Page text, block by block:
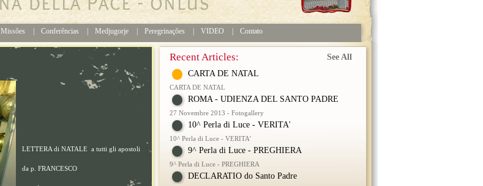
Missões Conferências Medjugorje Peregrinações VIDEO Contato
LETTERA di NATALE a tutti gli apostoli
da p. FRANCESCO
Recent Articles:
See All
CARTA DE NATAL
CARTA DE NATAL
ROMA - UDIENZA DEL SANTO PADRE
27 Novembre 2013 - Fotogallery
10^ Perla di Luce - VERITA'
10^ Perla di Luce - VERITA'
9^ Perla di Luce - PREGHIERA
9^ Perla di Luce - PREGHIERA
DECLARATIO do Santo Padre